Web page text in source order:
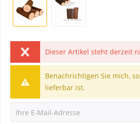
Dieser Artikel steht derzeit
Benachrichtigen Sie mich,
lieferbar ist.